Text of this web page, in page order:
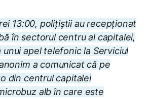
13:00, polițiștii au recepționat
în sectorul centru al capitalei,
apel telefonic la Serviciul
a comunicat că pe
din centrul capitalei
alb în care este